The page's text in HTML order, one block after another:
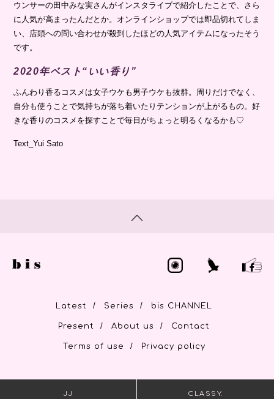
ウンサーの田中みな実さんがインスタライブで紹介したことで、さら
に人気が高まったんだとか。オンラインショップでは即品切れてしま
い、店頭への問い合わせが殺到したほどの人気アイテムになったそう
です。
2020年ベスト“いい香り”
ふんわり香るコスメは女子ウケも男子ウケも抜群。周りだけでなく、
自分も使うことで気持ちが落ち着いたりテンションが上がるもの。好
きな香りのコスメを探すことで毎日がちょっと明るくなるかも♡
Text_Yui Sato
Latest / Series / bis CHANNEL
Present / About us / Contact
Terms of use / Privacy policy
JJ CLASSY.